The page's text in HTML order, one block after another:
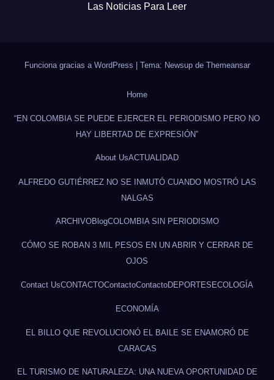
Las Noticias Para Leer
Funciona gracias a WordPress | Tema: Newsup de Themeansar
Home
“EN COLOMBIA SE PUEDE EJERCER EL PERIODISMO PERO NO
HAY LIBERTAD DE EXPRESIÓN”
About UsACTUALIDAD
ALFREDO GUTIÉRREZ NO SE INMUTÓ CUANDO MOSTRÓ LAS
NALGAS
ARCHIVOBlogCOLOMBIA SIN PERIODISMO
CÓMO SE ROBAN 3 MIL PESOS EN UN ABRIR Y CERRAR DE
OJOS
Contact UsCONTACTOContactoContactoDEPORTESECOLOGÍA
ECONOMÍA
EL BILLO QUE REVOLUCIONÓ EL BAILE SE ENAMORÓ DE
CARACAS
EL TURISMO DE NATURALEZA: UNA NUEVA OPORTUNIDAD DE